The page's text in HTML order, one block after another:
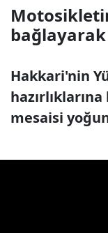
bağlayarak
Hakkari'nin
mesaisi